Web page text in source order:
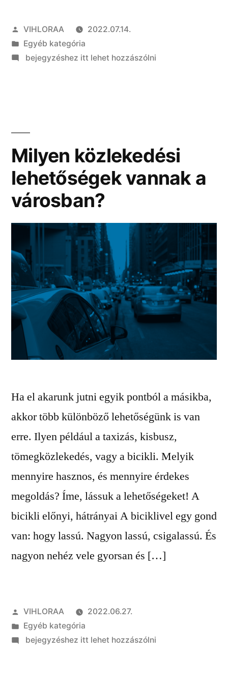
Szerző:
VIHLORAA
2022.07.14.
Kategória:
Egyéb kategória
on
olvasni
irodai
témában?
bejegyzéshez itt lehet hozzászólni
Milyen közlekedési
lehetőségek vannak a
városban?
Ha el akarunk jutni egyik pontból a másikba,
akkor több különböző lehetőségünk is van
erre. Ilyen például a taxizás, kisbusz,
tömegközlekedés, vagy a bicikli. Melyik
mennyire hasznos, és mennyire érdekes
megoldás? Íme, lássuk a lehetőségeket! A
bicikli előnyi, hátrányai A biciklivel egy gond
van: hogy lassú. Nagyon lassú, csigalassú. És
nagyon nehéz vele gyorsan és […]
Szerző:
VIHLORAA
2022.06.27.
Kategória:
Egyéb kategória
on
bejegyzéshez itt lehet hozzászólni